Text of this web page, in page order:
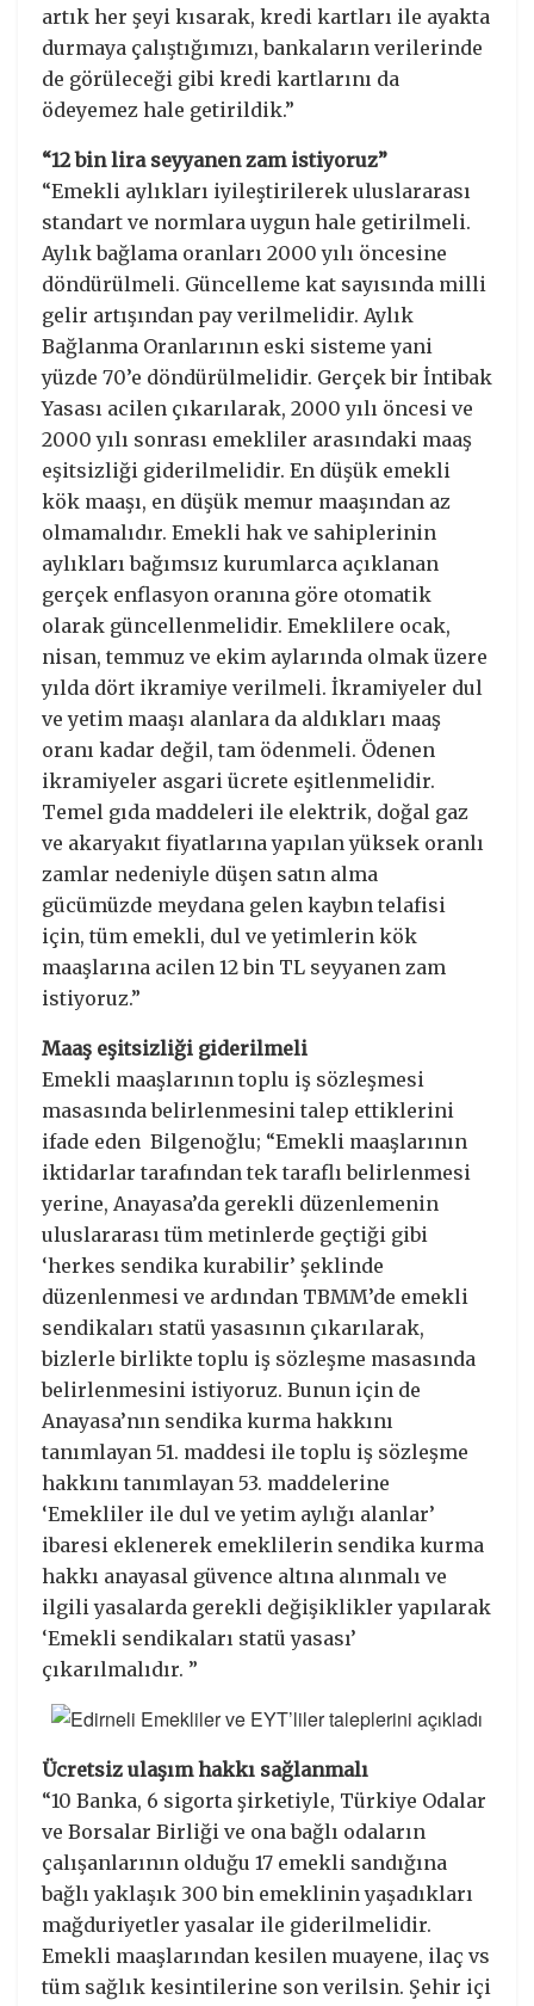
artık her şeyi kısarak, kredi kartları ile ayakta
durmaya çalıştığımızı, bankaların verilerinde
de görüleceği gibi kredi kartlarını da
ödeyemez hale getirildik.”
“12 bin lira seyyanen zam istiyoruz”
“Emekli aylıkları iyileştirilerek uluslararası
standart ve normlara uygun hale getirilmeli.
Aylık bağlama oranları 2000 yılı öncesine
döndürülmeli. Güncelleme kat sayısında milli
gelir artışından pay verilmelidir. Aylık
Bağlanma Oranlarının eski sisteme yani
yüzde 70’e döndürülmelidir. Gerçek bir İntibak
Yasası acilen çıkarılarak, 2000 yılı öncesi ve
2000 yılı sonrası emekliler arasındaki maaş
eşitsizliği giderilmelidir. En düşük emekli
kök maaşı, en düşük memur maaşından az
olmamalıdır. Emekli hak ve sahiplerinin
aylıkları bağımsız kurumlarca açıklanan
gerçek enflasyon oranına göre otomatik
olarak güncellenmelidir. Emeklilere ocak,
nisan, temmuz ve ekim aylarında olmak üzere
yılda dört ikramiye verilmeli. İkramiyeler dul
ve yetim maaşı alanlara da aldıkları maaş
oranı kadar değil, tam ödenmeli. Ödenen
ikramiyeler asgari ücrete eşitlenmelidir.
Temel gıda maddeleri ile elektrik, doğal gaz
ve akaryakıt fiyatlarına yapılan yüksek oranlı
zamlar nedeniyle düşen satın alma
gücümüzde meydana gelen kaybın telafisi
için, tüm emekli, dul ve yetimlerin kök
maaşlarına acilen 12 bin TL seyyanen zam
istiyoruz.”
Maaş eşitsizliği giderilmeli
Emekli maaşlarının toplu iş sözleşmesi
masasında belirlenmesini talep ettiklerini
ifade eden Bilgenoğlu; “Emekli maaşlarının
iktidarlar tarafından tek taraflı belirlenmesi
yerine, Anayasa’da gerekli düzenlemenin
uluslararası tüm metinlerde geçtiği gibi
‘herkes sendika kurabilir’ şeklinde
düzenlenmesi ve ardından TBMM’de emekli
sendikaları statü yasasının çıkarılarak,
bizlerle birlikte toplu iş sözleşme masasında
belirlenmesini istiyoruz. Bunun için de
Anayasa’nın sendika kurma hakkını
tanımlayan 51. maddesi ile toplu iş sözleşme
hakkını tanımlayan 53. maddelerine
‘Emekliler ile dul ve yetim aylığı alanlar’
ibaresi eklenerek emeklilerin sendika kurma
hakkı anayasal güvence altına alınmalı ve
ilgili yasalarda gerekli değişiklikler yapılarak
‘Emekli sendikaları statü yasası’
çıkarılmalıdır. ”
Ücretsiz ulaşım hakkı sağlanmalı
“10 Banka, 6 sigorta şirketiyle, Türkiye Odalar
ve Borsalar Birliği ve ona bağlı odaların
çalışanlarının olduğu 17 emekli sandığına
bağlı yaklaşık 300 bin emeklinin yaşadıkları
mağduriyetler yasalar ile giderilmelidir.
Emekli maaşlarından kesilen muayene, ilaç vs
tüm sağlık kesintilerine son verilsin. Şehir içi